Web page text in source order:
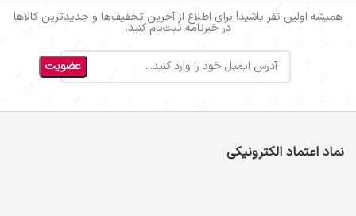
همیشه اولین نفر باشید! برای اطلاع از آخرین تخفیف‌ها و جدیدترین کالاها
در خبرنامه ثبت‌نام کنید.
نماد اعتماد الکترونیکی